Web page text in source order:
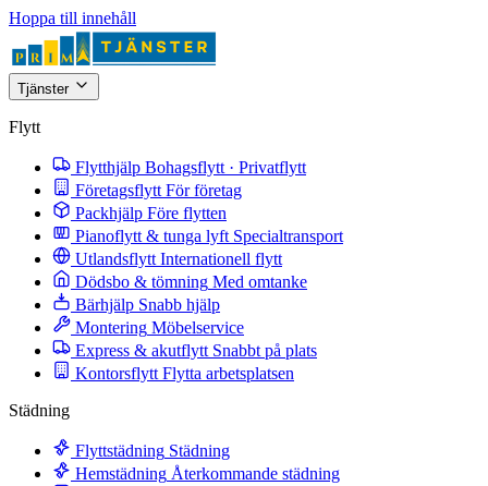
Hoppa till innehåll
Tjänster
Flytt
Flytthjälp Bohagsflytt · Privatflytt
Företagsflytt För företag
Packhjälp Före flytten
Pianoflytt & tunga lyft Specialtransport
Utlandsflytt Internationell flytt
Dödsbo & tömning Med omtanke
Bärhjälp Snabb hjälp
Montering Möbelservice
Express & akutflytt Snabbt på plats
Kontorsflytt Flytta arbetsplatsen
Städning
Flyttstädning Städning
Hemstädning Återkommande städning